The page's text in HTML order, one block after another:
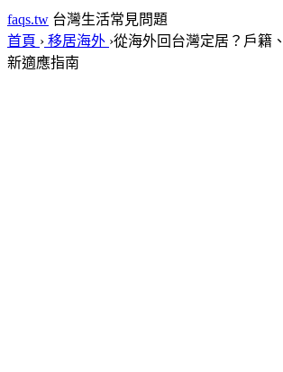
faqs.tw 台灣生活常見問題
首頁 › 移居海外 ›從海外回台灣定居？戶籍
新適應指南